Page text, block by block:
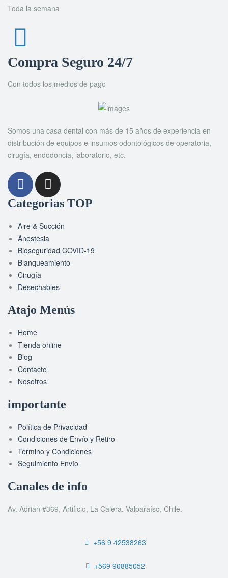
Toda la semana
Compra Seguro 24/7
Con todos los medios de pago
Somos una casa dental con más de 15 años de experiencia en
distribución de equipos e insumos odontológicos de operatoria,
cirugía, endodoncia, laboratorio, etc.
Categorias TOP
Aire & Succión
Anestesia
Bioseguridad COVID-19
Blanqueamiento
Cirugía
Desechables
Atajo Menús
Home
Tienda online
Blog
Contacto
Nosotros
importante
Política de Privacidad
Condiciones de Envío y Retiro
Término y Condiciones
Seguimiento Envío
Canales de info
Av. Adrian #369, Artificio, La Calera. Valparaíso, Chile.
+56 9 42538263
+569 90885052